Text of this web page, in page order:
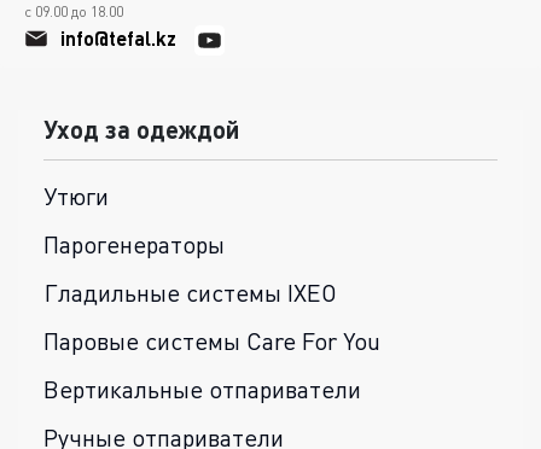
с 09.00 до 18.00
info@tefal.kz
Уход за одеждой
Утюги
Парогенераторы
Гладильные системы IXEO
Паровые системы Care For You
Вертикальные отпариватели
Ручные отпариватели